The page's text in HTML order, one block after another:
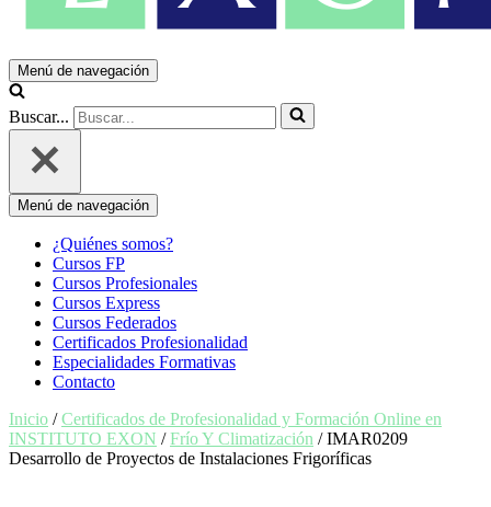
Menú de navegación
Buscar...
Menú de navegación
¿Quiénes somos?
Cursos FP
Cursos Profesionales
Cursos Express
Cursos Federados
Certificados Profesionalidad
Especialidades Formativas
Contacto
Inicio /Certificados de Profesionalidad y Formación Online en
INSTITUTO EXON /Frío Y Climatización / IMAR0209
Desarrollo de Proyectos de Instalaciones Frigoríficas